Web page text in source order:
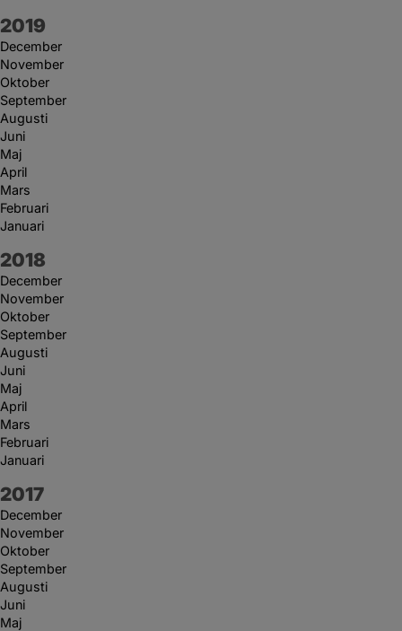
År:
2019
December
November
Oktober
September
Augusti
Juni
Maj
April
Mars
Februari
Januari
År:
2018
December
November
Oktober
September
Augusti
Juni
Maj
April
Mars
Februari
Januari
År:
2017
December
November
Oktober
September
Augusti
Juni
Maj